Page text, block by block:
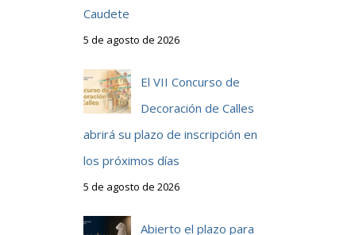
Caudete
5 de agosto de 2026
El VII Concurso de
Decoración de Calles
abrirá su plazo de inscripción en
los próximos días
5 de agosto de 2026
Abierto el plazo para